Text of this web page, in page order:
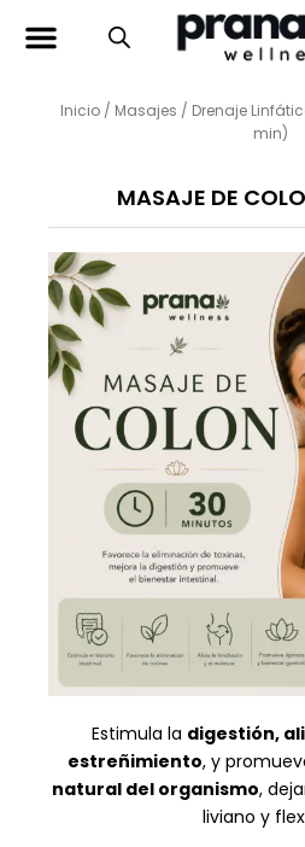
Inicio/ Masajes / Drenaje
min)
MASAJE DE
Estimula la digestión,
estreñimiento, y
natural del organismo,
liviano y